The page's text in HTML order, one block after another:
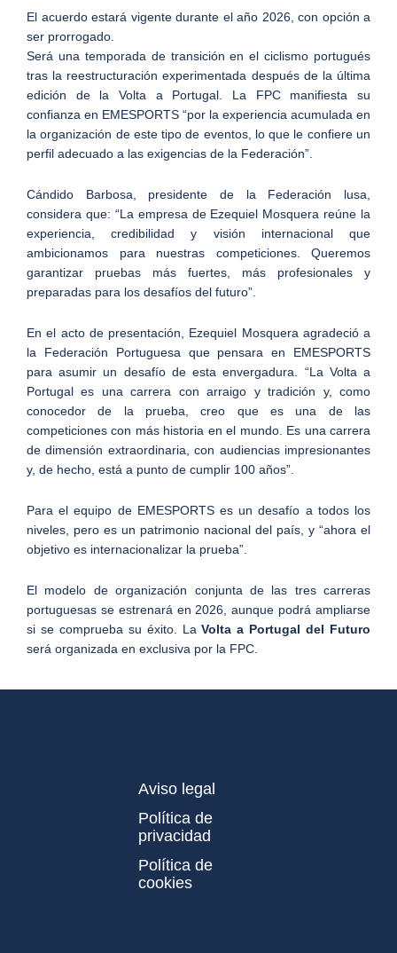
El acuerdo estará vigente durante el año 2026, con opción a
ser prorrogado.
Será una temporada de transición en el ciclismo portugués
tras la reestructuración experimentada después de la última
edición de la Volta a Portugal. La FPC manifiesta su
confianza en EMESPORTS “por la experiencia acumulada en
la organización de este tipo de eventos, lo que le confiere un
perfil adecuado a las exigencias de la Federación”.
Cándido Barbosa, presidente de la Federación lusa,
considera que: “La empresa de Ezequiel Mosquera reúne la
experiencia, credibilidad y visión internacional que
ambicionamos para nuestras competiciones. Queremos
garantizar pruebas más fuertes, más profesionales y
preparadas para los desafíos del futuro”.
En el acto de presentación, Ezequiel Mosquera agradeció a
la Federación Portuguesa que pensara en EMESPORTS
para asumir un desafío de esta envergadura. “La Volta a
Portugal es una carrera con arraigo y tradición y, como
conocedor de la prueba, creo que es una de las
competiciones con más historia en el mundo. Es una carrera
de dimensión extraordinaria, con audiencias impresionantes
y, de hecho, está a punto de cumplir 100 años”.
Para el equipo de EMESPORTS es un desafío a todos los
niveles, pero es un patrimonio nacional del país, y “ahora el
objetivo es internacionalizar la prueba”.
El modelo de organización conjunta de las tres carreras
portuguesas se estrenará en 2026, aunque podrá ampliarse
si se comprueba su éxito. LaVolta a Portugal del Futuro
será organizada en exclusiva por la FPC.
Aviso legal
Política de
privacidad
Política de
cookies